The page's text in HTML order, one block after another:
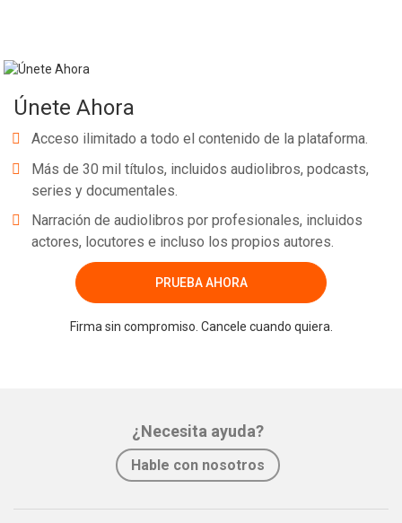
Únete Ahora
Acceso ilimitado a todo el contenido de la plataforma.
Más de 30 mil títulos, incluidos audiolibros, podcasts,
series y documentales.
Narración de audiolibros por profesionales, incluidos
actores, locutores e incluso los propios autores.
PRUEBA AHORA
Firma sin compromiso. Cancele cuando quiera.
¿Necesita ayuda?
Hable con nosotros